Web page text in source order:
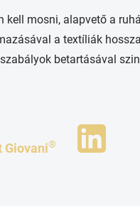
mosni, alapvető a
a textíliák
betartásával
Giovani®